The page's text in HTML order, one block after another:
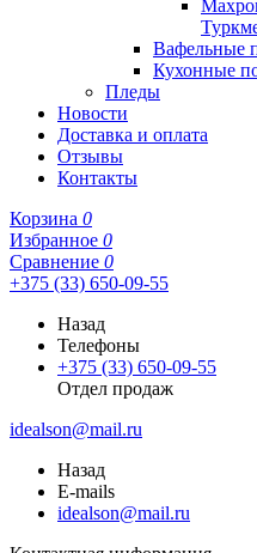
Вафельные
Кухонные
Пледы
Новости
Доставка и оплата
Отзывы
Контакты
Корзина 0
Избранное 0
Сравнение 0
+375 (33) 650-09-55
Назад
Телефоны
+375 (33) 650-09-55
Отдел продаж
idealson@mail.ru
Назад
E-mails
idealson@mail.ru